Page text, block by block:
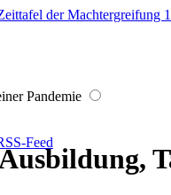
der Machtergreifung
Pandemie
Feed